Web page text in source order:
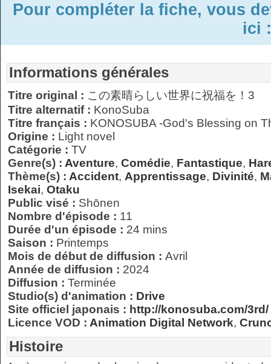
Pour compléter la fiche, vous
ici
Informations générales
Titre original : この素晴らしい世界に祝福を！3
Titre alternatif : KonoSuba
Titre français : KONOSUBA -God's Blessing on
Origine : Light novel
Catégorie : TV
Genre(s) : Aventure, Comédie, Fantastique,
Thème(s) : Accident, Apprentissage, Divinité,
Isekai, Otaku
Public visé : Shōnen
Nombre d'épisode : 11
Durée d'un épisode : 24 mins
Saison : Printemps
Mois de début de diffusion : Avril
Année de diffusion : 2024
Diffusion : Terminée
Studio(s) d'animation : Drive
Site officiel japonais : http://konosuba.com/3rd/
Licence VOD : Animation Digital Network,
Histoire